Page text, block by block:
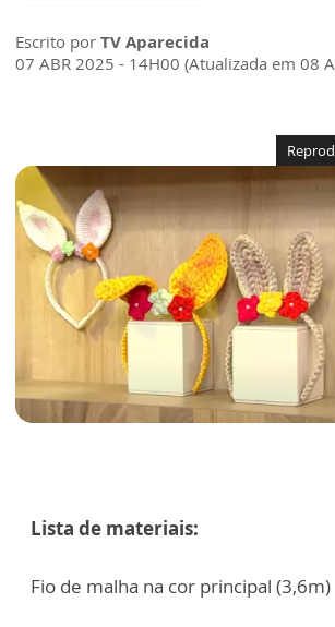
Escrito por TV Aparecida
07 ABR 2025 - 14H00 (Atualizada em 08
Lista de materiais:
Fio de malha na cor principal (3,6m)